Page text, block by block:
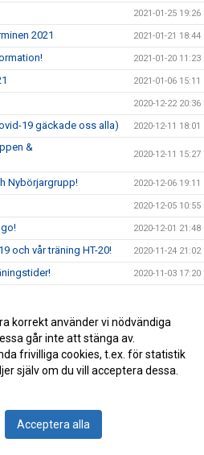
2021-01-25 19:26
2021 2021-01-21 18:44
2021-01-20 11:23
2021-01-06 15:11
2020-12-22 20:36
19 gäckade oss alla) 2020-12-11 18:01
&
2020-12-11 15:27
Nybörjargrupp! 2020-12-06 19:11
2020-12-05 10:55
2020-12-01 21:48
och vår träning HT-20! 2020-11-24 21:02
2020-11-03 17:20
2020-10-29 15:45
2020-10-25 22:09
korrekt använder vi nödvändiga
går inte att stänga av.
frivilliga cookies, t.ex. för statistik
själv om du vill acceptera dessa.
Acceptera alla